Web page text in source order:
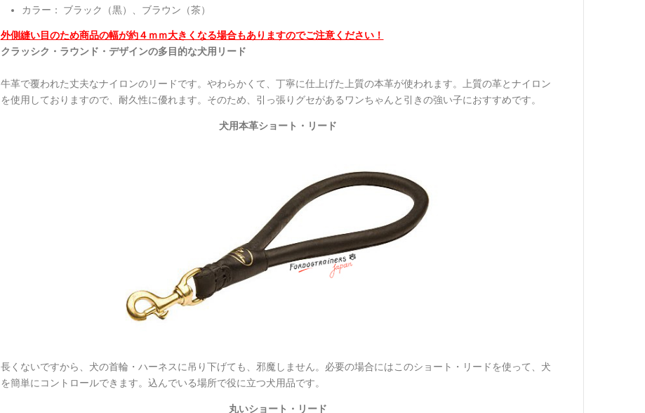
カラー： ブラック（黒）、ブラウン（茶）
外側縫い目のため商品の幅が約４ｍｍ大きくなる場合もありますのでご注意ください！
クラッシク・ラウンド・デザインの多目的な犬用リード
牛革で覆われた丈夫なナイロンのリードです。やわらかくて、丁寧に仕上げた上質の本革が使われます。上質の革とナイロン
を使用しておりますので、耐久性に優れます。そのため、引っ張りグセがあるワンちゃんと引きの強い子におすすめです。
犬用本革ショート・リード
長くないですから、犬の首輪・ハーネスに吊り下げても、邪魔しません。必要の場合にはこのショート・リードを使って、犬
を簡単にコントロールできます。込んでいる場所で役に立つ犬用品です。
丸いショート・リード